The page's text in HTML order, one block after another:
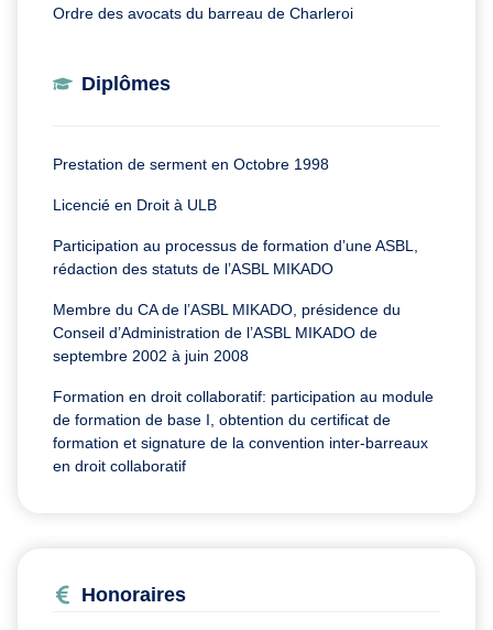
Ordre des avocats du barreau de Charleroi
Diplômes
Prestation de serment en Octobre 1998
Licencié en Droit à ULB
Participation au processus de formation d’une ASBL,
rédaction des statuts de l’ASBL MIKADO
Membre du CA de l’ASBL MIKADO, présidence du
Conseil d’Administration de l’ASBL MIKADO de
septembre 2002 à juin 2008
Formation en droit collaboratif: participation au module
de formation de base I, obtention du certificat de
formation et signature de la convention inter-barreaux
en droit collaboratif
Honoraires